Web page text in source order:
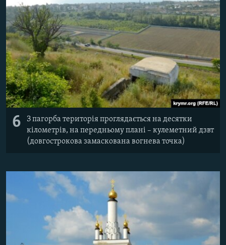
6
З пагорба територія проглядається на десятки
кілометрів, на передньому плані – кулеметний дзвт
(довгострокова замаскована вогнева точка)